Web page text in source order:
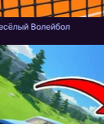
Волейбол